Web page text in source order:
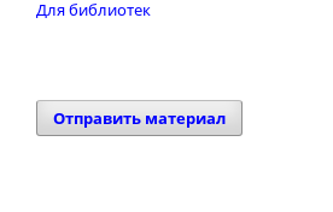
Для библиотек
Отправить материал